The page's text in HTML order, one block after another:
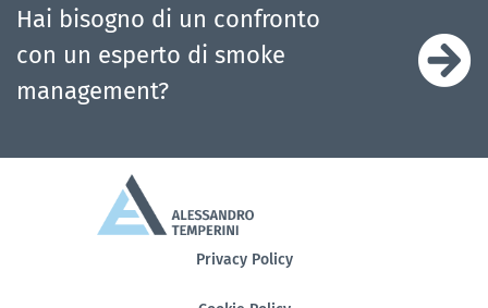
Hai bisogno di un confronto
con un esperto di smoke
management?
Privacy Policy